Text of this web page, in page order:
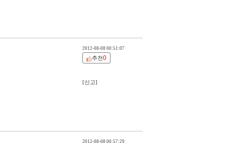
2012-08-08 00:51:07
추천0
[신고]
2012-08-08 00:57:29